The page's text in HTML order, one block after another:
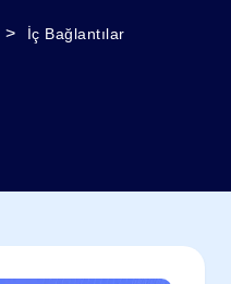
> İç Bağlantılar